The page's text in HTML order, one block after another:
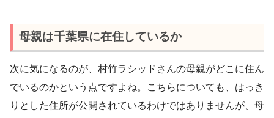
母親は千葉県に在住しているか
次に気になるのが、村竹ラシッドさんの母親がどこに住ん
でいるのかという点ですよね。こちらについても、はっき
りとした住所が公開されているわけではありませんが、母